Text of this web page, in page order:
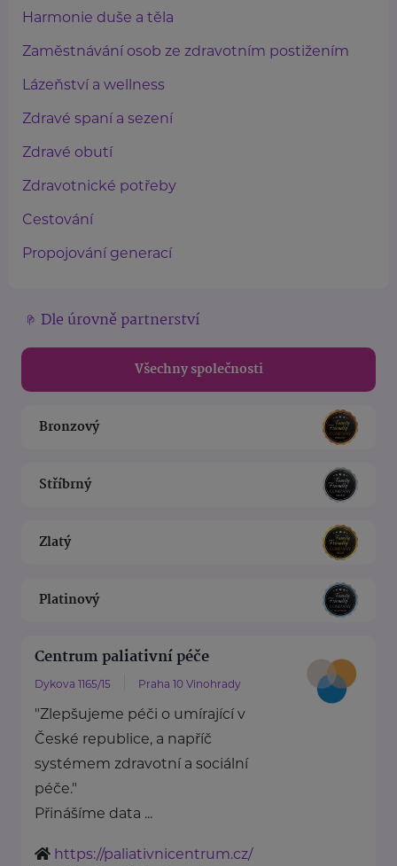
Harmonie duše a těla
Zaměstnávání osob ze zdravotním postižením
Lázeňství a wellness
Zdravé spaní a sezení
Zdravé obutí
Zdravotnické potřeby
Cestování
Propojování generací
Dle úrovně partnerství
Všechny společnosti
Bronzový
Stříbrný
Zlatý
Platinový
Centrum paliativní péče
Dykova 1165/15 Praha 10 Vinohrady
"Zlepšujeme péči o umírající v
České republice, a napříč
systémem zdravotní a sociální
péče."
Přinášíme data ...
https://paliativnicentrum.cz/